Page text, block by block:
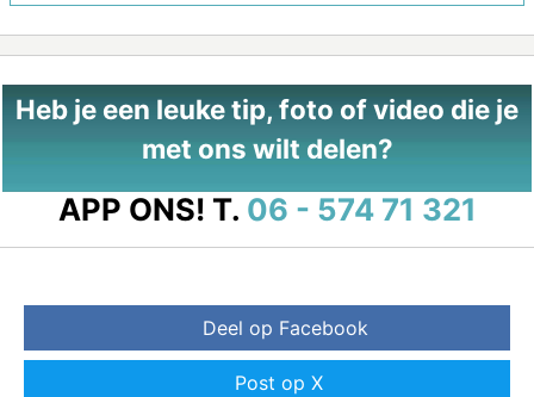
Heb je een leuke tip, foto of video die je
met ons wilt delen?
APP ONS! T. 06 - 574 71 321
Deel op Facebook
Post op X